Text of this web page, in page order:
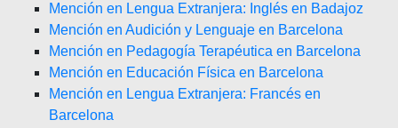
Mención en Lengua Extranjera: Inglés en Badajoz
Mención en Audición y Lenguaje en Barcelona
Mención en Pedagogía Terapéutica en Barcelona
Mención en Educación Física en Barcelona
Mención en Lengua Extranjera: Francés en
Barcelona